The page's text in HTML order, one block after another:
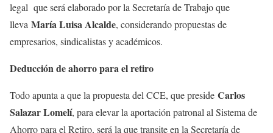
legal que será elaborado por la Secretaría de Trabajo que
lleva María Luisa Alcalde, considerando propuestas de
empresarios, sindicalistas y académicos.
Deducción de ahorro para el retiro
Todo apunta a que la propuesta del CCE, que preside Carlos
Salazar Lomelí, para elevar la aportación patronal al Sistema de
Ahorro para el Retiro, será la que transite en la Secretaría de